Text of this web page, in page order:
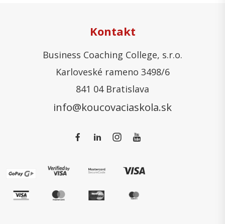
Kontakt
Business Coaching College, s.r.o.
Karloveské rameno 3498/6
841 04 Bratislava
info@koucovaciaskola.sk